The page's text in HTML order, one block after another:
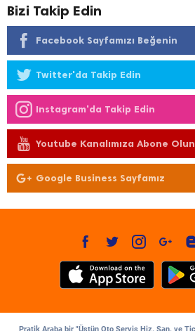
Bizi Takip Edin
Facebook Sayfamızı Beğenin
Twitter'da Takip Edin
Instagram'da Takip Edin
Youtube Kanalımıza Abone Olun
Google Business Sayfamız